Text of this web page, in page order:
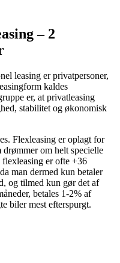
– 2
leasing er privatpersoner,
kaldes
er, at privatleasing
stabilitet og økonomisk
Flexleasing er oplagt for
om helt specielle
er ofte +36
man dermed kun betaler
og tilmed kun gør det af
betales 1-2% af
biler mest efterspurgt.